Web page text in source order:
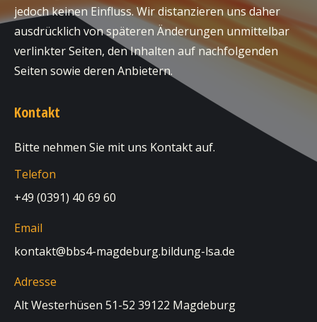
jedoch keinen Einfluss. Wir distanzieren uns daher
ausdrücklich von späteren Änderungen unmittelbar
verlinkter Seiten, den Inhalten auf nachfolgenden
Seiten sowie deren Anbietern.
Kontakt
Bitte nehmen Sie mit uns Kontakt auf.
Telefon
+49 (0391) 40 69 60
Email
kontakt@bbs4-magdeburg.bildung-lsa.de
Adresse
Alt Westerhüsen 51-52 39122 Magdeburg